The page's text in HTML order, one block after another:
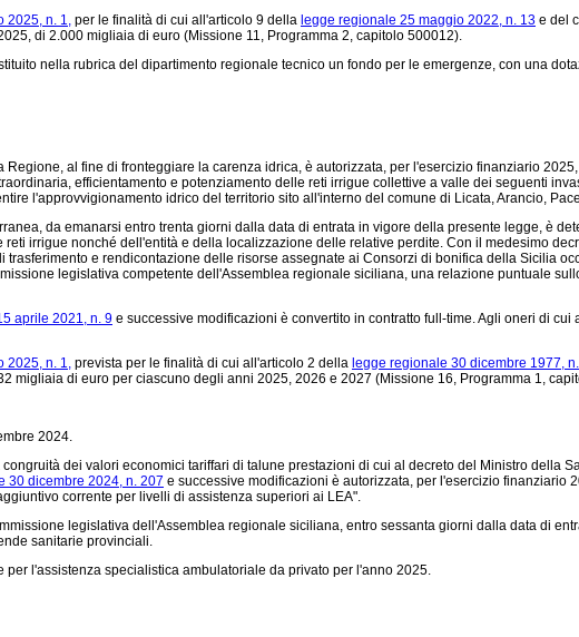
2025, n. 1, per le finalità di cui all'articolo 9 della legge regionale 25 maggio 2022, n. 13 e del
di 2.000 migliaia di euro (Missione 11, Programma 2, capitolo 500012).
nella rubrica del dipartimento regionale tecnico un fondo per le emergenze, con una
al fine di fronteggiare la carenza idrica, è autorizzata, per l'esercizio finanziario
efficientamento e potenziamento delle reti irrigue collettive a valle dei seguenti
l'approvvigionamento idrico del territorio sito all'interno del comune di Licata, Arancio,
da emanarsi entro trenta giorni dalla data di entrata in vigore della presente legge, è
irrigue nonché dell'entità e della localizzazione delle relative perdite. Con il medesimo
e rendicontazione delle risorse assegnate ai Consorzi di bonifica della Sicilia
legislativa competente dell'Assemblea regionale siciliana, una relazione puntuale
aprile 2021, n. 9 e successive modificazioni è convertito in contratto full-time. Agli oneri di
2025, n. 1, prevista per le finalità di cui all'articolo 2 della legge regionale 30 dicembre 1977,
migliaia di euro per ciascuno degli anni 2025, 2026 e 2027 (Missione 16, Programma 1,
2024.
dei valori economici tariffari di talune prestazioni di cui al decreto del Ministro della
30 dicembre 2024, n. 207 e successive modificazioni è autorizzata, per l'esercizio finanziario
corrente per livelli di assistenza superiori ai LEA".
legislativa dell'Assemblea regionale siciliana, entro sessanta giorni dalla data di
sanitarie provinciali.
l'assistenza specialistica ambulatoriale da privato per l'anno 2025.